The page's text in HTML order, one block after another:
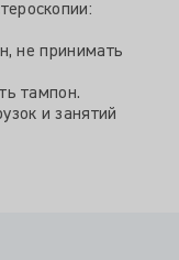
не принимать
тампон.
и занятий